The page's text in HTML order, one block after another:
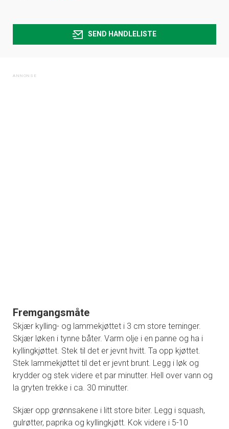
SEND HANDLELISTE
Fremgangsmåte
Skjær kylling- og lammekjøttet i 3 cm store terninger.
Skjær løken i tynne båter. Varm olje i en panne og ha i
kyllingkjøttet. Stek til det er jevnt hvitt. Ta opp kjøttet.
Stek lammekjøttet til det er jevnt brunt. Legg i løk og
krydder og stek videre et par minutter. Hell over vann og
la gryten trekke i ca. 30 minutter.
Skjær opp grønnsakene i litt store biter. Legg i squash,
gulrøtter, paprika og kyllingkjøtt. Kok videre i 5-10